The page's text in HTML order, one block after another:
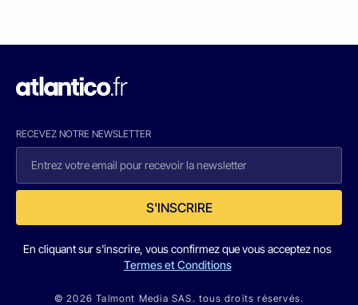
RECEVEZ NOTRE NEWSLETTER
S'INSCRIRE
En cliquant sur s'inscrire, vous confirmez que vous acceptez nos
Termes et Conditions
© 2026 Talmont Media SAS. tous droits réservés.